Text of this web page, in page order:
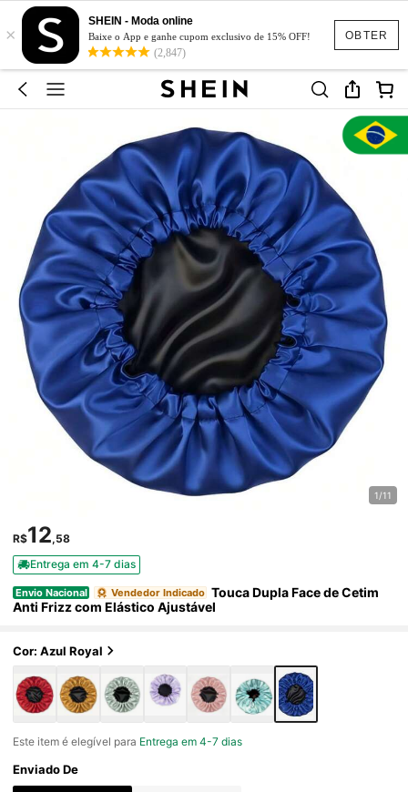
OBTER
×
SHEIN - Moda online
Baixe o App e ganhe cupom exclusivo de 15% OFF!
(2,847)
1/11
R$12,58
Entrega em 4-7 dias
Envio Nacional Vendedor Indicado Touca Dupla Face de Cetim
Anti Frizz com Elástico Ajustável
Cor: Azul Royal
Este item é elegível para Entrega em 4-7 dias
Enviado De